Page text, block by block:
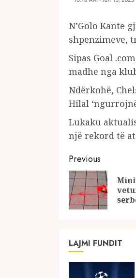
N’Golo Kante
shpenzimeve,
Sipas Goal
madhe nga
Ndërkohë,
Hilal
Lukaku
një rekord të
Continue
Reading
Previous
LAJMI FUNDIT